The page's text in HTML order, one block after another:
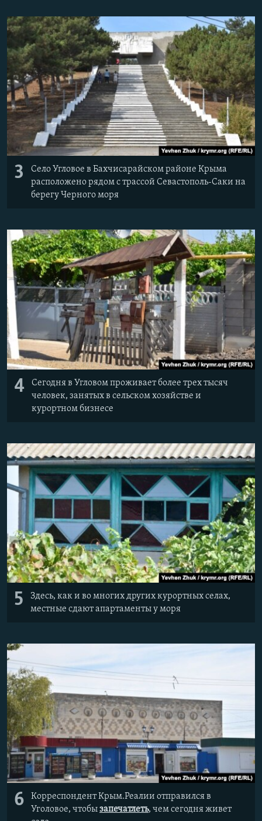
3
Село Угловое в Бахчисарайском районе Крыма
расположено рядом с трассой Севастополь-Саки на
берегу Черного моря
4
Сегодня в Угловом проживает более трех тысяч
человек, занятых в сельском хозяйстве и
курортном бизнесе
5
Здесь, как и во многих других курортных селах,
местные сдают апартаменты у моря
6
Корреспондент Крым.Реалии отправился в
Уголовое, чтобызапечатлеть, чем сегодня живет